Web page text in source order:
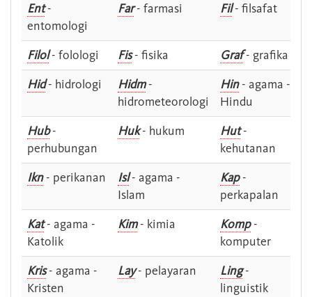
Ent-
entomologi
Far- farmasi Fil- filsafat
Filol- folologi Fis- fisika Graf- grafika
Hid- hidrologi Hidm-
hidrometeorologi
Hin- agama -
Hindu
Hub-
perhubungan
Huk- hukum Hut-
kehutanan
Ikn- perikanan Isl- agama -
Islam
Kap-
perkapalan
Kat- agama -
Katolik
Kim- kimia Komp-
komputer
Kris- agama -
Kristen
Lay- pelayaran Ling-
linguistik